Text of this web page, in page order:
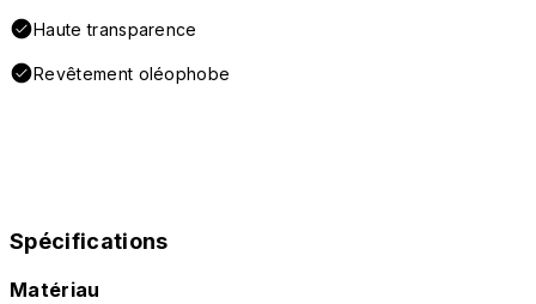
Haute transparence
Revêtement oléophobe
Spécifications
Matériau